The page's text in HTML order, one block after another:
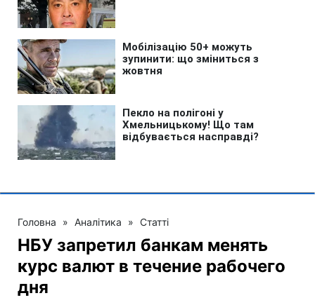
Головна » Аналітика » Статті
НБУ запретил банкам менять
курс валют в течение рабочего
дня